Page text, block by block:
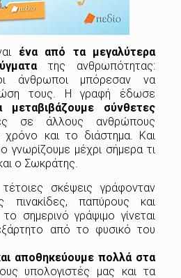
ένα από τα μεγαλύτερα
της ανθρωπότητας:
άνθρωποι μπόρεσαν να
τους. Η γραφή έδωσε
σύνθετες
σε άλλους ανθρώπους
και το διάστημα. Και
γνωρίζουμε μέχρι σήμερα τι
ο Σωκράτης.
σκέψεις γράφονταν
παπύρους και
σημερινό γράψιμο γίνεται
από το φυσικό του
αποθηκεύουμε πολλά στα
υπολογιστές μας και τα